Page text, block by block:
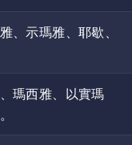
、示瑪雅、耶歇、
瑪西雅、以實瑪